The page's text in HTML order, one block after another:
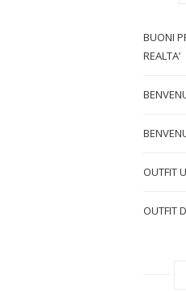
BUONI
REALTA’
OUTFIT
OUTFIT